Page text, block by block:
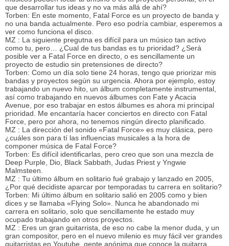
que desarrollar tus ideas y no va más allá de ahí?
Torben: En este momento, Fatal Force es un proyecto de banda y
no una banda actualmente. Pero eso podría cambiar, esperemos a
ver como funciona el disco.
MZ : La siguiente pregutna es difícil para un músico tan activo
como tu, pero… ¿Cual de tus bandas es tu prioridad? ¿Será
posible ver a Fatal Force en directo, o es sencillamente un
proyecto de estudio sin pretensiones de directo?
Torben: Como un día solo tiene 24 horas, tengo que priorizar mis
bandas y proyectos según su urgencia. Ahora por ejemplo, estoy
trabajando un nuevo hito, un álbum completamente instrumental,
así como trabajando en nuevos álbumes con Fate y Acacia
Avenue, por eso trabajar en estos álbumes es ahora mi principal
prioridad. Me encantaría hacer conciertos en directo con Fatal
Force, pero por ahora, no tenemos ningún directo planificado.
MZ : La dirección del sonido «Fatal Force» es muy clásica, pero
¿cuáles son para tí las influencias musicales a la hora de
componer música de Fatal Force?
Torben: Es difícil identificarlas, pero creo que son una mezcla de
Deep Purple, Dio, Black Sabbath, Judas Priest y Yngwie
Malmsteen.
MZ : Tu último álbum en solitario fué grabajo y lanzado en 2005,
¿Por qué decidiste aparcar por temporadas tu carrera en solitario?
Torben: Mi último álbum en solitario salió en 2005 como y bien
dices y se llamaba «Flying Solo». Nunca he abandonado mi
carrera en solitario, solo que sencillamente he estado muy
ocupado trabajando en otros proyectos.
MZ : Eres un gran guitarrista, de eso no cabe la menor duda, y un
gran compositor, pero en el nuevo milenio es muy fácil ver grandes
guitarristas en Youtube, gente anónima que conoce la guitarra